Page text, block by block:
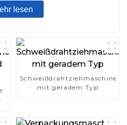
lesen
Schweißdrahtziehmaschine
mit geradem Typ